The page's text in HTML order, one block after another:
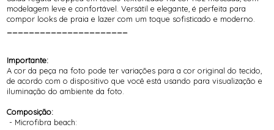
modelagem leve e confortável. Versátil e elegante, é perfeita para
compor looks de praia e lazer com um toque sofisticado e moderno.
Importante:
A cor da peça na foto pode ter variações para a cor original do tecido,
de acordo com o dispositivo que você está usando para visualização e
iluminação do ambiente da foto.
Composição:
- Microfibra beach: